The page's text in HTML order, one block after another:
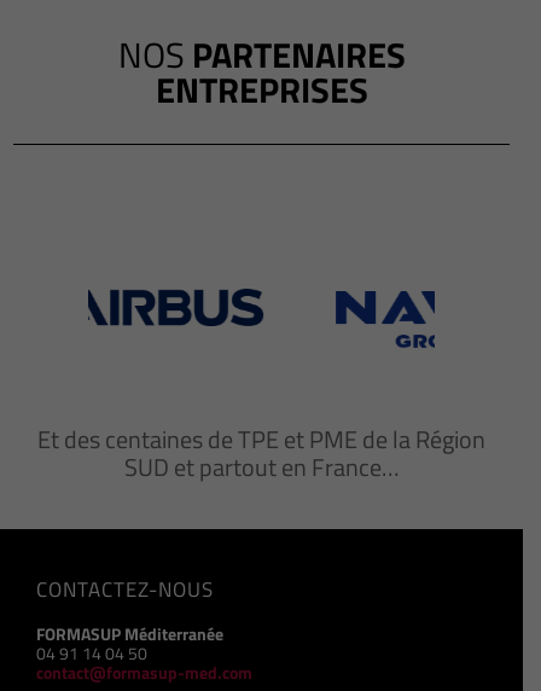
NOS PARTENAIRES
ENTREPRISES
Et des centaines de TPE et PME de la Région
SUD et partout en France…
CONTACTEZ-NOUS
FORMASUP Méditerranée
04 91 14 04 50
contact@formasup-med.com